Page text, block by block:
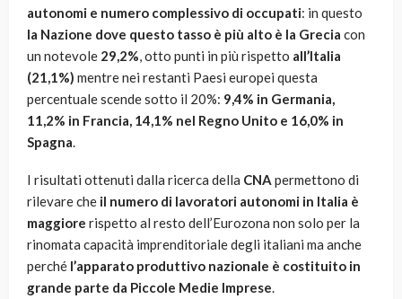
autonomi e numero complessivo di occupati: in questo
la Nazione dove questo tasso è più alto è la Grecia con
un notevole 29,2%, otto punti in più rispetto all’Italia
(21,1%) mentre nei restanti Paesi europei questa
percentuale scende sotto il 20%: 9,4% in Germania,
11,2% in Francia, 14,1% nel Regno Unito e 16,0% in
Spagna.
I risultati ottenuti dalla ricerca della CNA permettono di
rilevare che il numero di lavoratori autonomi in Italia è
maggiore rispetto al resto dell’Eurozona non solo per la
rinomata capacità imprenditoriale degli italiani ma anche
perché l’apparato produttivo nazionale è costituito in
grande parte da Piccole Medie Imprese.